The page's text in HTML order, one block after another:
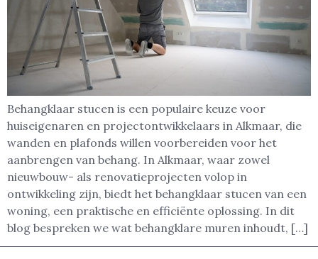
Behangklaar stucen is een populaire keuze voor
huiseigenaren en projectontwikkelaars in Alkmaar, die
wanden en plafonds willen voorbereiden voor het
aanbrengen van behang. In Alkmaar, waar zowel
nieuwbouw- als renovatieprojecten volop in
ontwikkeling zijn, biedt het behangklaar stucen van een
woning, een praktische en efficiënte oplossing. In dit
blog bespreken we wat behangklare muren inhoudt, […]